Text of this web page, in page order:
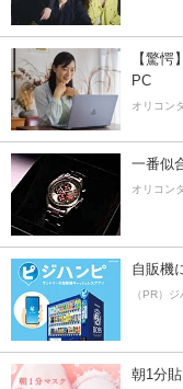
【驚
PC
オリコン
一番似
オリコン
自販機
（PR）
朝1分